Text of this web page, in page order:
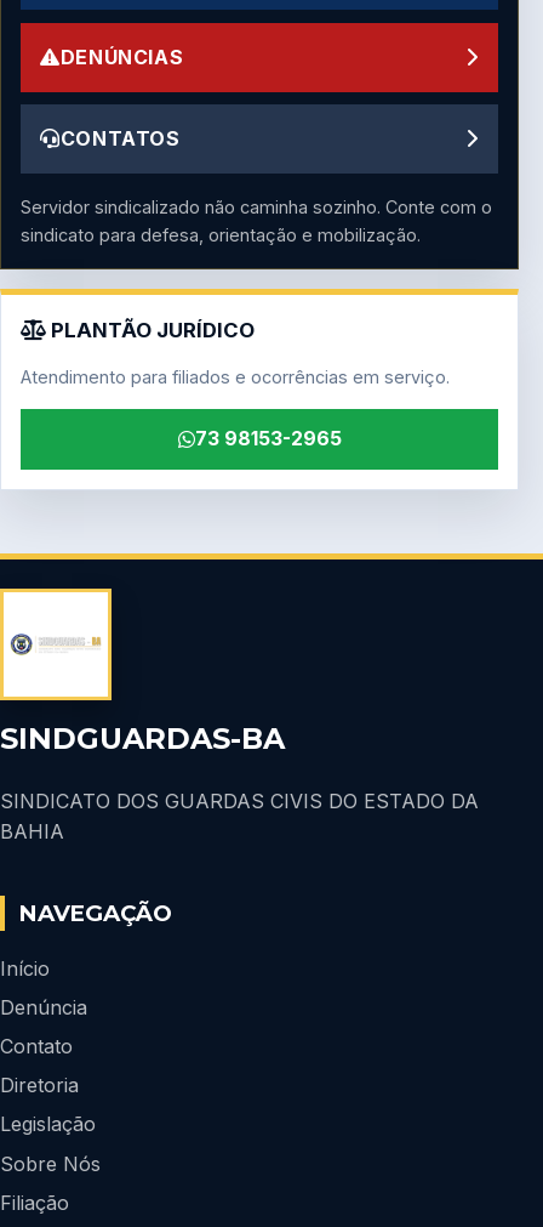
DENÚNCIAS
CONTATOS
Servidor sindicalizado não caminha sozinho. Conte com o
sindicato para defesa, orientação e mobilização.
PLANTÃO JURÍDICO
Atendimento para filiados e ocorrências em serviço.
73 98153-2965
SINDGUARDAS-BA
SINDICATO DOS GUARDAS CIVIS DO ESTADO DA
BAHIA
NAVEGAÇÃO
Início
Denúncia
Contato
Diretoria
Legislação
Sobre Nós
Filiação